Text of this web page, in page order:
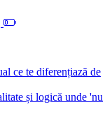
ce te diferențiază de
și logică unde 'nu